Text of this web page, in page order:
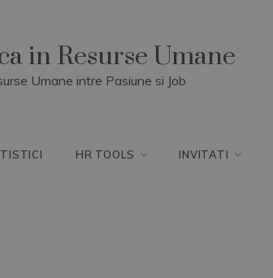
in Resurse Umane
Umane intre Pasiune si Job
HR TOOLS INVITATI